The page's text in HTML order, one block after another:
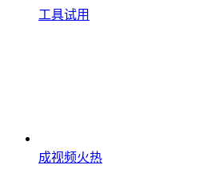
工具试用
成视频火热